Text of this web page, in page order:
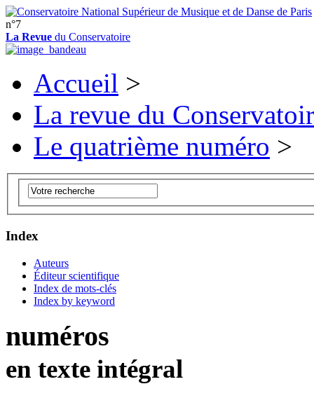
n°7
La Revue du Conservatoire
Accueil >
La revue du
Le quatrième numéro >
Index
Auteurs
Éditeur scientifique
Index de mots-clés
Index by keyword
numéros
en texte intégral